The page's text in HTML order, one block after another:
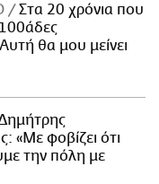
Στα 20 χρόνια που
θα μου μείνει
«Με φοβίζει ότι
την πόλη με